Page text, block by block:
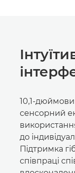
10,1-
сенсорний
до
Підтримка
співпраці